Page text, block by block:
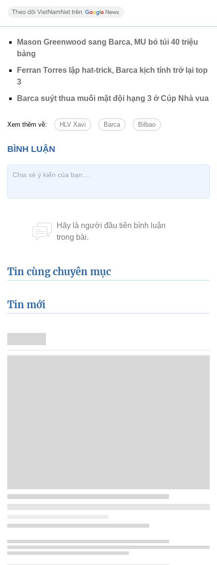
Mason Greenwood sang Barca, MU bỏ túi 40 triệu
bảng
Ferran Torres lập hat-trick, Barca kịch tính trở lại top
3
Barca suýt thua muối mặt đội hạng 3 ở Cúp Nhà vua
Xem thêm về: HLV Xavi Barca Bilbao
Tin cùng chuyên mục
Tin mới